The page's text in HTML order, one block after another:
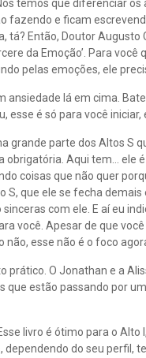
temos que diferenciar
fazendo e ficam
tá? Então, Doutor
da Emoção’. Para
pelas emoções, ele
ansiedade lá em cima.
esse é só para você
grande parte dos Altos S
obrigatória. Aqui tem…
coisas que não quer
S, que ele se fecha
com ele. E aí eu
você. Apesar de que
esse não é o foco
prático. O Jonathan e a
que estão passando por
Esse livro é ótimo para o
do seu perfil,